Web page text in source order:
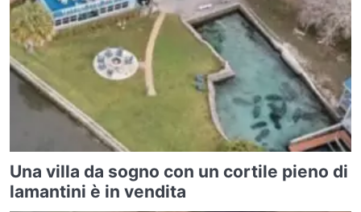
Una villa da sogno con un cortile pieno di
lamantini è in vendita